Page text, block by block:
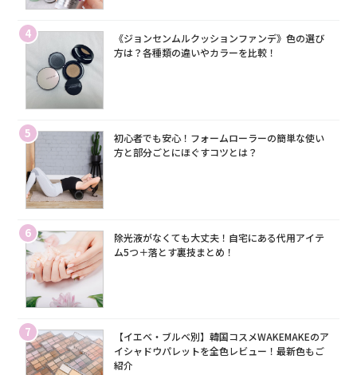
4
《ジョンセンムルクッションファンデ》色の選び
方は？各種類の違いやカラーを比較！
5
初心者でも安心！フォームローラーの簡単な使い
方と部分ごとにほぐすコツとは？
6
除光液がなくても大丈夫！自宅にある代用アイテ
ム5つ＋落とす裏技まとめ！
7
【イエベ・ブルベ別】韓国コスメWAKEMAKEのア
イシャドウパレットを全色レビュー！最新色もご
紹介